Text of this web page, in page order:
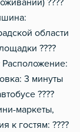
????
области
????
Расположение:
3 минуты
????
маркеты,
к гостям: ????